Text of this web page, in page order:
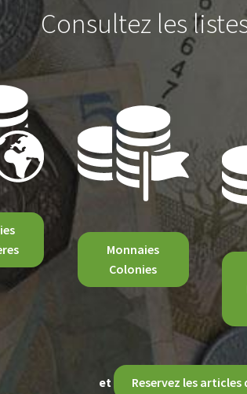
Consultez les
Monnaies
Colonies
et Reservez les articles